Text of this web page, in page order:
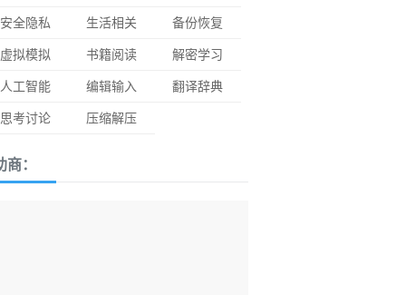
安全隐私
生活相关
备份恢复
虚拟模拟
书籍阅读
解密学习
人工智能
编辑输入
翻译辞典
思考讨论
压缩解压
商：